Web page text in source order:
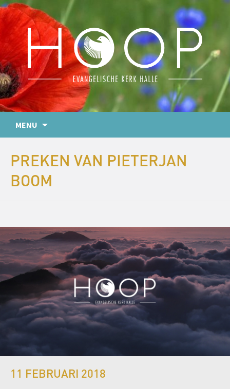
MENU
PREKEN VAN PIETERJAN
BOOM
11 FEBRUARI 2018